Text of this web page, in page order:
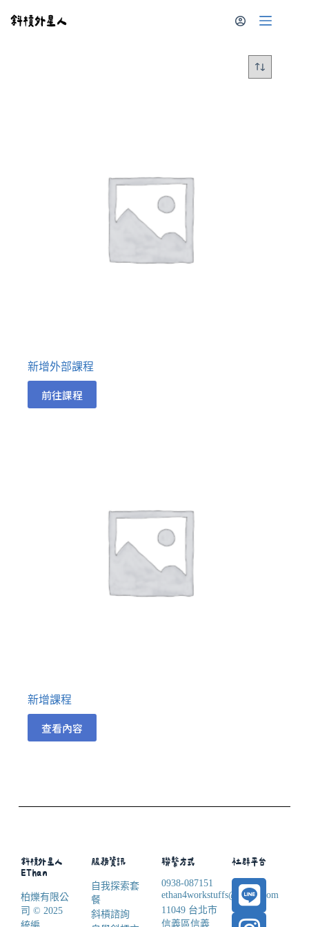
新增外部課程
前往課程
新增課程
查看內容
斜槓外星人
EThan
柏爍有限公
司 © 2025
服務資訊
自我探索套
餐
斜槓諮詢
聯繫方式
0938-087151
ethan4workstuffs@gmail.com
11049 台北市
信義區信義
社群平台